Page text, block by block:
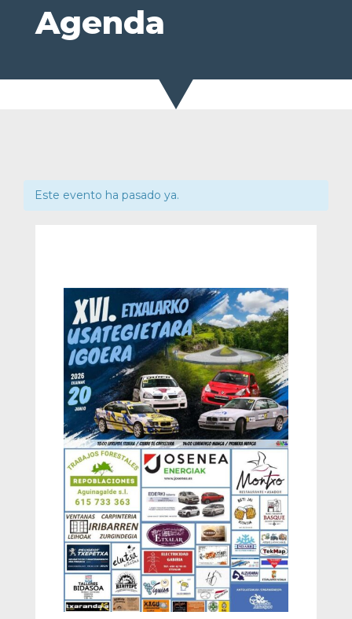
Agenda
Este evento ha pasado ya.